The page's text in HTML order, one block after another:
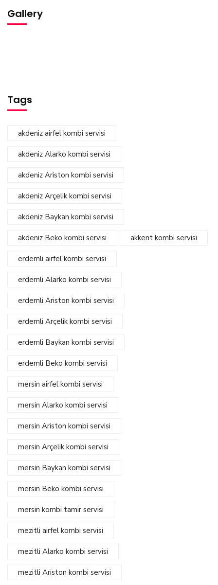
Gallery
Tags
akdeniz airfel kombi servisi
akdeniz Alarko kombi servisi
akdeniz Ariston kombi servisi
akdeniz Arçelik kombi servisi
akdeniz Baykan kombi servisi
akdeniz Beko kombi servisi akkent kombi servisi
erdemli airfel kombi servisi
erdemli Alarko kombi servisi
erdemli Ariston kombi servisi
erdemli Arçelik kombi servisi
erdemli Baykan kombi servisi
erdemli Beko kombi servisi
mersin airfel kombi servisi
mersin Alarko kombi servisi
mersin Ariston kombi servisi
mersin Arçelik kombi servisi
mersin Baykan kombi servisi
mersin Beko kombi servisi
mersin kombi tamir servisi
mezitli airfel kombi servisi
mezitli Alarko kombi servisi
mezitli Ariston kombi servisi